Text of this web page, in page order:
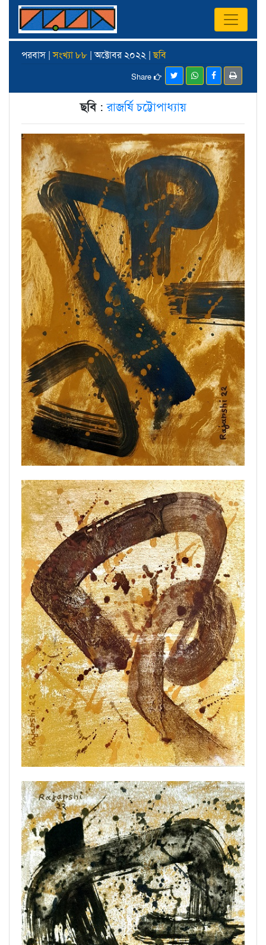
পরবাস |সংখ্যা ৮৮ | অক্টোবর ২০২২ |ছবি
Share
ছবি:রাজর্ষি চট্টোপাধ্যায়